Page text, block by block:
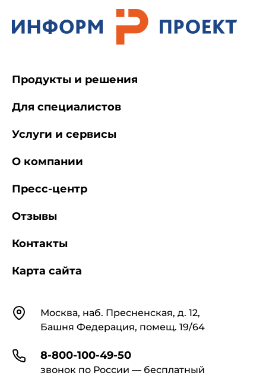
КонтактыМосква, наб. Пресненская, д. 12,
Башня Федерация, помещ. 19/64
8-800-100-49-50
звонок по России — бесплатный
Продукты и решения
Для специалистов
Услуги и сервисы
О компании
Пресс-центр
Отзывы
Контакты
Карта сайта